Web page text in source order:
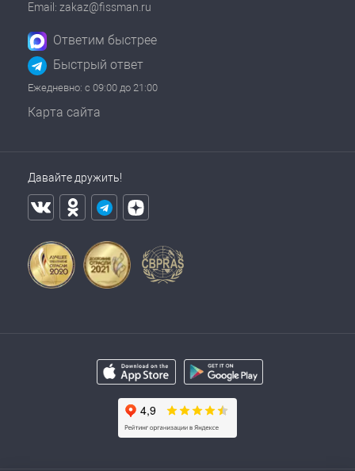
Email: zakaz@fissman.ru
Ответим быстрее
Быстрый ответ
Ежедневно: с 09:00 до 21:00
Карта сайта
Давайте дружить!